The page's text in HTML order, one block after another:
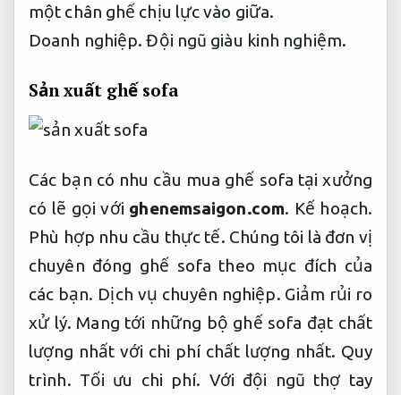
một chân ghế chịu lực vào giữa.
Doanh nghiệp. Đội ngũ giàu kinh nghiệm.
Sản xuất ghế sofa
Các bạn có nhu cầu mua ghế sofa tại xưởng
có lẽ gọi với ghenemsaigon.com. Kế hoạch.
Phù hợp nhu cầu thực tế. Chúng tôi là đơn vị
chuyên đóng ghế sofa theo mục đích của
các bạn. Dịch vụ chuyên nghiệp. Giảm rủi ro
xử lý. Mang tới những bộ ghế sofa đạt chất
lượng nhất với chi phí chất lượng nhất. Quy
trình. Tối ưu chi phí. Với đội ngũ thợ tay